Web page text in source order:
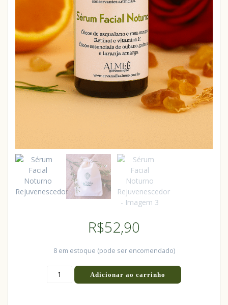
R$52,90
8 em estoque (pode ser encomendado)
Adicionar ao carrinho